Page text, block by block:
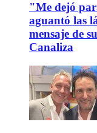
"Me dejó
aguantó las
mensaje de
Canaliza